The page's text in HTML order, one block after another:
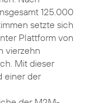
125.000
setzte sich
Plattform von
vierzehn
Mit dieser
einer der